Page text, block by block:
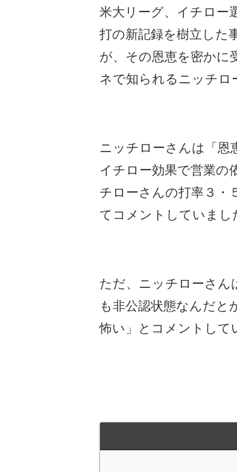
米大リーグ、イチロー
打の新記録を樹立した
が、その恩恵を密かに
ネで知られるニッチロ
ニッチローさんは「恩
イチロー効果で営業の
チローさんの打率３・
てコメントしていまし
ただ、ニッチローさん
も非公認状態なんだと
怖い」とコメントして